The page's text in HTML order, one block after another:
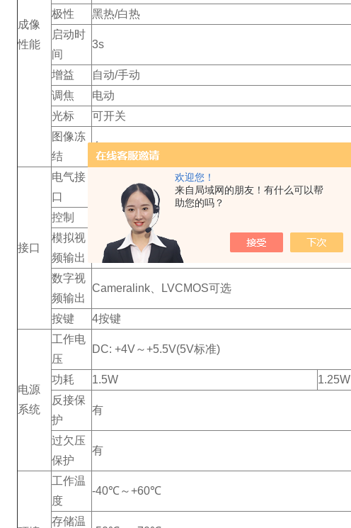
欢迎您！
来自局域网的朋友！有什么可以帮
助您的吗？
成像
性能
极性
黑热/白热
启动时
间
3s
增益
自动/手动
调焦
电动
光标
可开关
图像冻
结
有
接口
电气接
口
控制
RS232
模拟视
频输出
PAL
数字视
频输出
Cameralink、LVCMOS可选
按键 4按键
电源
系统
工作电
压
DC: +4V～+5.5V(5V标准)
功耗 1.5W
1.25W
反接保
护
有
过欠压
保护
有
工作温
度
-40℃～+60℃
存储温